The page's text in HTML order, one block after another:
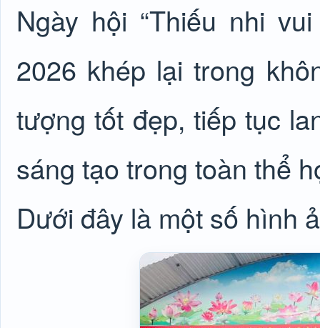
Ngày hội “Thiếu nhi
2026 khép lại trong
tượng tốt đẹp, tiếp tục
sáng tạo trong toàn thể
Dưới đây là một số hình